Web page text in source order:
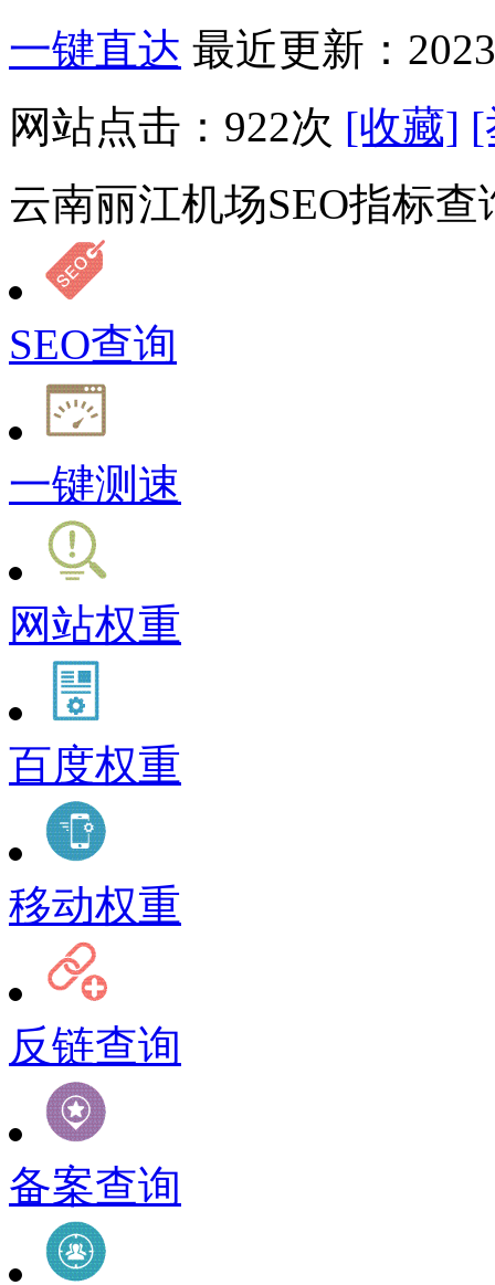
一键直达 最近更新：
网站点击： 922次 [收藏] [
云南丽江机场SEO指标查
SEO查询
一键测速
网站权重
百度权重
移动权重
反链查询
备案查询